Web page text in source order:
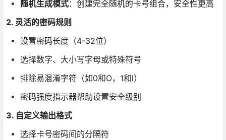
随机生成模式：创建完全随机的卡号组合，安全性更高
2. 灵活的密码规则
设置密码长度（4-32位）
选择数字、大小写字母或特殊符号
排除易混淆字符（如0和O，1和l）
密码强度指示器帮助设置安全级别
3. 自定义输出格式
选择卡号密码间的分隔符